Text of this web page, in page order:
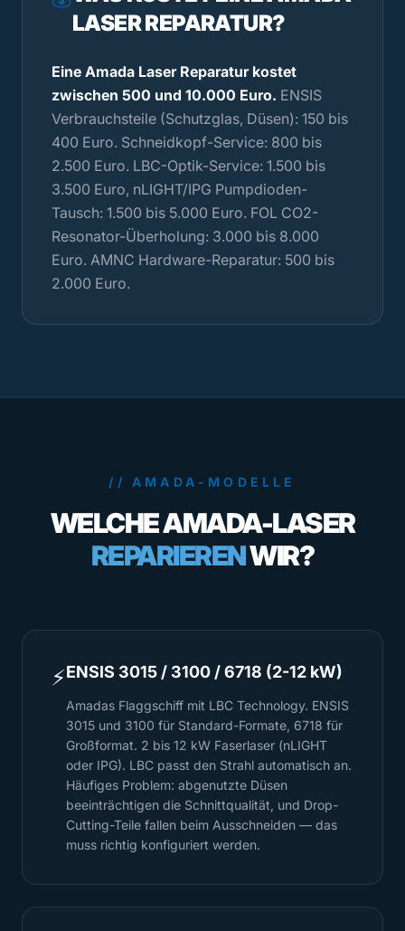
LASER REPARATUR?
Eine Amada Laser Reparatur kostet
zwischen 500 und 10.000 Euro. ENSIS
Verbrauchsteile (Schutzglas, Düsen): 150 bis
400 Euro. Schneidkopf-Service: 800 bis
2.500 Euro. LBC-Optik-Service: 1.500 bis
3.500 Euro, nLIGHT/IPG Pumpdioden-
Tausch: 1.500 bis 5.000 Euro. FOL CO2-
Resonator-Überholung: 3.000 bis 8.000
Euro. AMNC Hardware-Reparatur: 500 bis
2.000 Euro.
// AMADA-MODELLE
WELCHE AMADA-LASER
REPARIERENWIR?
⚡ENSIS 3015 / 3100 / 6718 (2-12 kW)
Amadas Flaggschiff mit LBC Technology. ENSIS
3015 und 3100 für Standard-Formate, 6718 für
Großformat. 2 bis 12 kW Faserlaser (nLIGHT
oder IPG). LBC passt den Strahl automatisch an.
Häufiges Problem: abgenutzte Düsen
beeinträchtigen die Schnittqualität, und Drop-
Cutting-Teile fallen beim Ausschneiden — das
muss richtig konfiguriert werden.